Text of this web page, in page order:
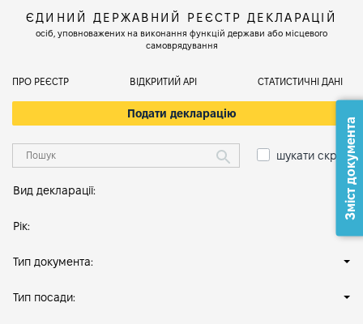
ЄДИНИЙ ДЕРЖАВНИЙ РЕЄСТР ДЕКЛАРАЦІЙ
осіб, уповноважених на виконання функцій держави або місцевого
самоврядування
ПРО РЕЄСТР ВІДКРИТИЙ АРІ СТАТИСТИЧНІ ДАНІ
Подати декларацію
шукати скрізь
Вид декларації:
Рік:
Тип документа:
Тип посади:
Зміст документа